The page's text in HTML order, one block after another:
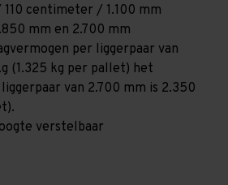
110 centimeter / 1.100 mm
mm en 2.700 mm
per liggerpaar van
(1.325 kg per pallet) het
van 2.700 mm is 2.350
verstelbaar